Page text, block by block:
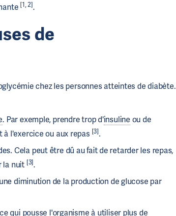
[1, 2].
de
chez les personnes atteintes de diabète.
. Par exemple, prendre trop d'insuline ou de
l'exercice ou aux repas [3].
Cela peut être dû au fait de retarder les repas,
la nuit [3].
diminution de la production de glucose par
qui pousse l'organisme à utiliser plus de